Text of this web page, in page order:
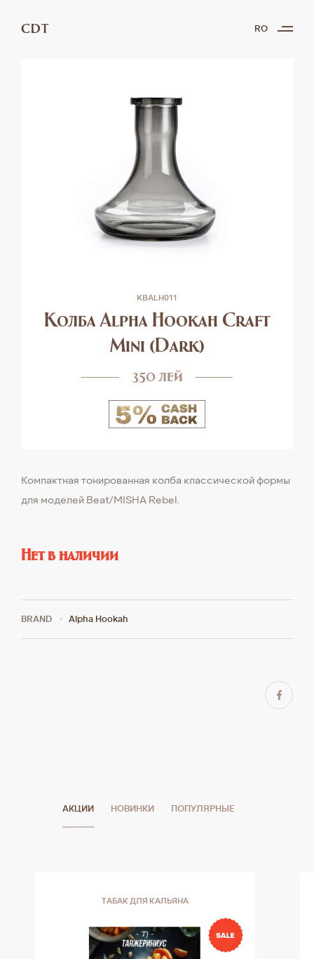
CDT RO
KBALH011
Колба Alpha Hookah Сraft
Mini (Dark)
350 лей
Компактная тонированная колба классической формы
для моделей Beat/MISHA Rebel.
Нет в наличии
BRAND Alpha Hookah
АКЦИИ НОВИНКИ ПОПУЛЯРНЫЕ
ТАБАК ДЛЯ КАЛЬЯНА